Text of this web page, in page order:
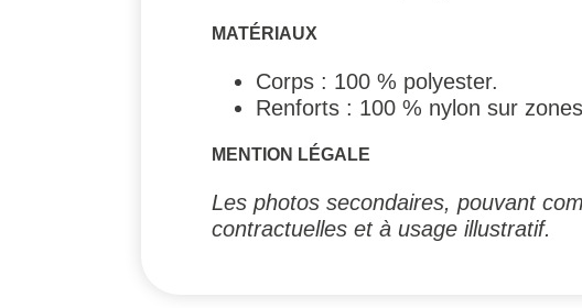
MATÉRIAUX
Corps : 100 % polyester.
Renforts : 100 % nylon sur zones
MENTION LÉGALE
Les photos secondaires, pouvant
contractuelles et à usage illustratif.